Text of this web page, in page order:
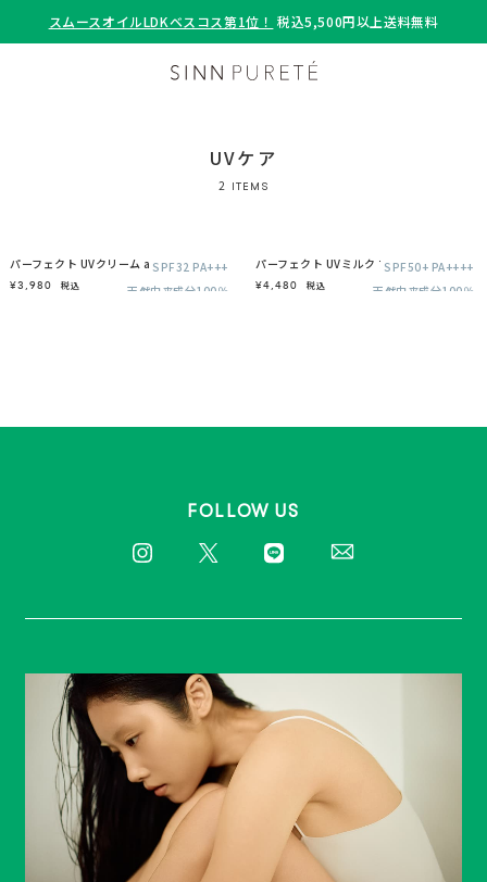
スムースオイルLDKベスコス第1位！ 税込5,500円以上送料無料
UVケア
2 ITEMS
SPF32 PA+++
天然由来成分100％
パーフェクト UVクリーム a
¥3,980 税込
SPF50+ PA++++
天然由来成分100％
パーフェクト UVミルク プロテクション a
¥4,480 税込
FOLLOW US